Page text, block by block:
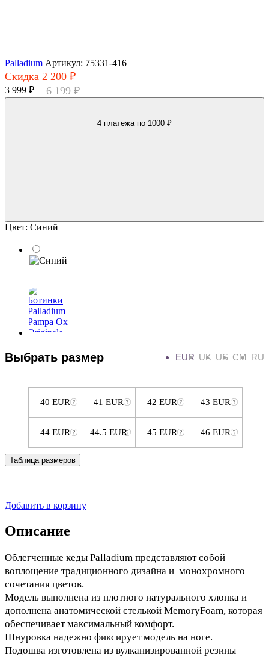
Palladium Артикул: 75331-416
Скидка 2 200 ₽
3 999 ₽ 6 199 ₽
4 платежа по 1000 ₽
Цвет: Синий
Выбрать размер EUR UK US CM RU
40 EUR 41 EUR 42 EUR 43 EUR
44 EUR 44.5 EUR 45 EUR 46 EUR
Таблица размеров
Добавить в корзину
Описание
Облегченные кеды Palladium представляют собой
воплощение традиционного дизайна и монохромного
сочетания цветов.
Модель выполнена из плотного натурального хлопка и
дополнена анатомической стелькой MemoryFoam, которая
обеспечивает максимальный комфорт.
Шнуровка надежно фиксирует модель на ноге.
Подошва изготовлена из вулканизированной резины